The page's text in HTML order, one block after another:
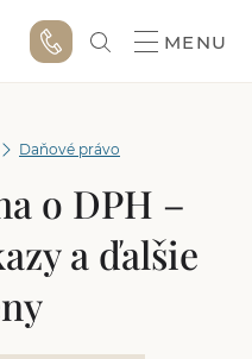
MENU
Daňové právo
o DPH –
a ďalšie